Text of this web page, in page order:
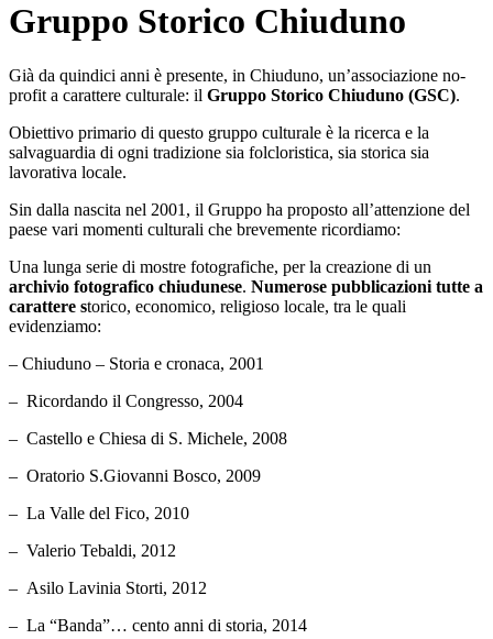
Gruppo Storico Chiuduno
Già da quindici anni è presente, in Chiuduno, un’associazione no-
profit a carattere culturale: il Gruppo Storico Chiuduno (GSC).
Obiettivo primario di questo gruppo culturale è la ricerca e la
salvaguardia di ogni tradizione sia folcloristica, sia storica sia
lavorativa locale.
Sin dalla nascita nel 2001, il Gruppo ha proposto all’attenzione del
paese vari momenti culturali che brevemente ricordiamo:
Una lunga serie di mostre fotografiche, per la creazione di un
archivio fotografico chiudunese. Numerose pubblicazioni tutte a
carattere storico, economico, religioso locale, tra le quali
evidenziamo:
– Chiuduno – Storia e cronaca, 2001
– Ricordando il Congresso, 2004
– Castello e Chiesa di S. Michele, 2008
– Oratorio S.Giovanni Bosco, 2009
– La Valle del Fico, 2010
– Valerio Tebaldi, 2012
– Asilo Lavinia Storti, 2012
– La “Banda”… cento anni di storia, 2014